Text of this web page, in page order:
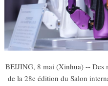
BEIJING, 8 mai (Xinhua) -- Des
de la 28e édition du Salon